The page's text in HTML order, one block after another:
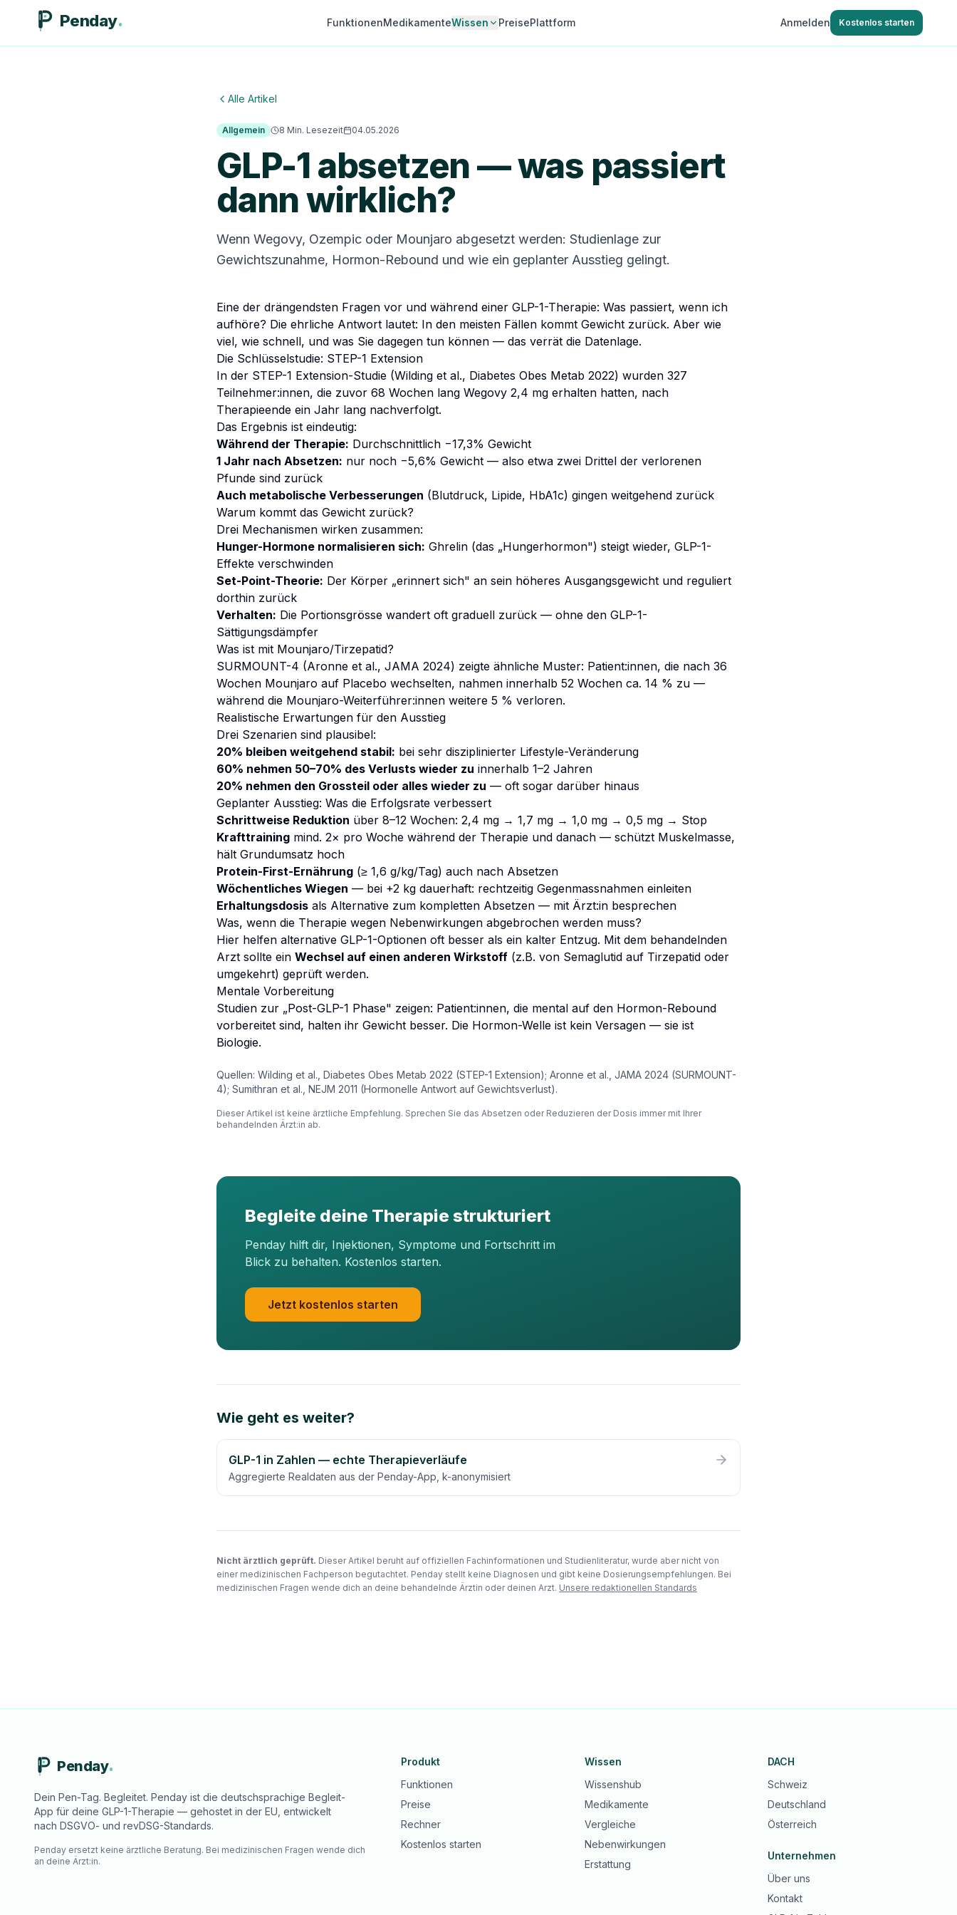
Penday FunktionenMedikamenteWissen PreisePlattform Anmelden Kostenlos starten
Alle Artikel
Allgemein 8 Min. Lesezeit 04.05.2026
GLP-1 absetzen — was passiert
dann wirklich?
Wenn Wegovy, Ozempic oder Mounjaro abgesetzt werden: Studienlage zur
Gewichtszunahme, Hormon-Rebound und wie ein geplanter Ausstieg gelingt.
Eine der drängendsten Fragen vor und während einer GLP-1-Therapie: Was passiert, wenn ich
aufhöre? Die ehrliche Antwort lautet: In den meisten Fällen kommt Gewicht zurück. Aber wie
viel, wie schnell, und was Sie dagegen tun können — das verrät die Datenlage.
Die Schlüsselstudie: STEP-1 Extension
In der STEP-1 Extension-Studie (Wilding et al., Diabetes Obes Metab 2022) wurden 327
Teilnehmer:innen, die zuvor 68 Wochen lang Wegovy 2,4 mg erhalten hatten, nach
Therapieende ein Jahr lang nachverfolgt.
Das Ergebnis ist eindeutig:
Während der Therapie: Durchschnittlich −17,3% Gewicht
1 Jahr nach Absetzen: nur noch −5,6% Gewicht — also etwa zwei Drittel der verlorenen
Pfunde sind zurück
Auch metabolische Verbesserungen (Blutdruck, Lipide, HbA1c) gingen weitgehend zurück
Warum kommt das Gewicht zurück?
Drei Mechanismen wirken zusammen:
Hunger-Hormone normalisieren sich: Ghrelin (das „Hungerhormon") steigt wieder, GLP-1-
Effekte verschwinden
Set-Point-Theorie: Der Körper „erinnert sich" an sein höheres Ausgangsgewicht und reguliert
dorthin zurück
Verhalten: Die Portionsgrösse wandert oft graduell zurück — ohne den GLP-1-
Sättigungsdämpfer
Was ist mit Mounjaro/Tirzepatid?
SURMOUNT-4 (Aronne et al., JAMA 2024) zeigte ähnliche Muster: Patient:innen, die nach 36
Wochen Mounjaro auf Placebo wechselten, nahmen innerhalb 52 Wochen ca. 14 % zu —
während die Mounjaro-Weiterführer:innen weitere 5 % verloren.
Realistische Erwartungen für den Ausstieg
Drei Szenarien sind plausibel:
20% bleiben weitgehend stabil: bei sehr disziplinierter Lifestyle-Veränderung
60% nehmen 50–70% des Verlusts wieder zu innerhalb 1–2 Jahren
20% nehmen den Grossteil oder alles wieder zu — oft sogar darüber hinaus
Geplanter Ausstieg: Was die Erfolgsrate verbessert
Schrittweise Reduktion über 8–12 Wochen: 2,4 mg → 1,7 mg → 1,0 mg → 0,5 mg → Stop
Krafttraining mind. 2× pro Woche während der Therapie und danach — schützt Muskelmasse,
hält Grundumsatz hoch
Protein-First-Ernährung (≥ 1,6 g/kg/Tag) auch nach Absetzen
Wöchentliches Wiegen — bei +2 kg dauerhaft: rechtzeitig Gegenmassnahmen einleiten
Erhaltungsdosis als Alternative zum kompletten Absetzen — mit Ärzt:in besprechen
Was, wenn die Therapie wegen Nebenwirkungen abgebrochen werden muss?
Hier helfen alternative GLP-1-Optionen oft besser als ein kalter Entzug. Mit dem behandelnden
Arzt sollte ein Wechsel auf einen anderen Wirkstoff (z.B. von Semaglutid auf Tirzepatid oder
umgekehrt) geprüft werden.
Mentale Vorbereitung
Studien zur „Post-GLP-1 Phase" zeigen: Patient:innen, die mental auf den Hormon-Rebound
vorbereitet sind, halten ihr Gewicht besser. Die Hormon-Welle ist kein Versagen — sie ist
Biologie.
Quellen: Wilding et al., Diabetes Obes Metab 2022 (STEP-1 Extension); Aronne et al., JAMA 2024 (SURMOUNT-
4); Sumithran et al., NEJM 2011 (Hormonelle Antwort auf Gewichtsverlust).
Dieser Artikel ist keine ärztliche Empfehlung. Sprechen Sie das Absetzen oder Reduzieren der Dosis immer mit Ihrer
behandelnden Ärzt:in ab.
Begleite deine Therapie strukturiert
Penday hilft dir, Injektionen, Symptome und Fortschritt im
Blick zu behalten. Kostenlos starten.
Jetzt kostenlos starten
Wie geht es weiter?
GLP-1 in Zahlen — echte Therapieverläufe
Aggregierte Realdaten aus der Penday-App, k-anonymisiert
Nicht ärztlich geprüft. Dieser Artikel beruht auf offiziellen Fachinformationen und Studienliteratur, wurde aber nicht von
einer medizinischen Fachperson begutachtet. Penday stellt keine Diagnosen und gibt keine Dosierungsempfehlungen. Bei
medizinischen Fragen wende dich an deine behandelnde Ärztin oder deinen Arzt. Unsere redaktionellen Standards
Penday
Dein Pen-Tag. Begleitet. Penday ist die deutschsprachige Begleit-
App für deine GLP-1-Therapie — gehostet in der EU, entwickelt
nach DSGVO- und revDSG-Standards.
Penday ersetzt keine ärztliche Beratung. Bei medizinischen Fragen wende dich
an deine Ärzt:in.
Produkt
Funktionen
Preise
Rechner
Kostenlos starten
Wissen
Wissenshub
Medikamente
Vergleiche
Nebenwirkungen
Erstattung
DACH
Schweiz
Deutschland
Österreich
Unternehmen
Über uns
Kontakt